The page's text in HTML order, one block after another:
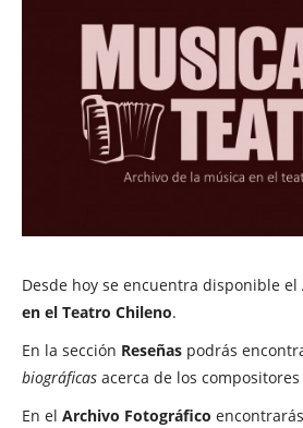
Desde hoy se encuentra disponible el
en el Teatro Chileno.
En la sección Reseñas podrás
biográficas acerca de los
En el Archivo Fotográfico